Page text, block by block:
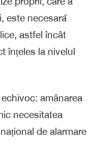
este necesară
astfel încât
înțeles la nivelul
amânarea
necesitatea
de alarmare